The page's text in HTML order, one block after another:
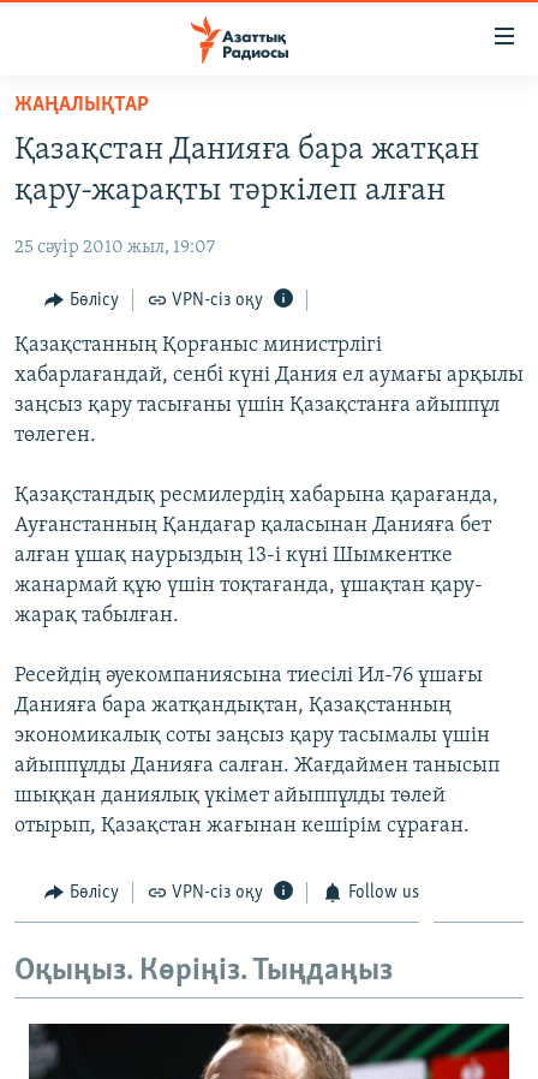
Skip
main
content
to
Navigation
Skip
to
Search
САЯСАТ
AZATTYQTV
ҚАҢТАР ОҚИҒАСЫ
АДАМ ҚҰҚЫҚТАРЫ
ӘЛЕУМЕТ
ӘЛЕМ
АРНАЙЫ ЖОБАЛАР
Русский
ЖАЗЫЛЫҢЫЗ
Басқа тілдерде
ЖАҢАЛЫҚТАР
Қазақстан Данияға бара жатқан
қару-жарақты тәркілеп алған
25 сәуір 2010 жыл, 19:07
Бөлісу VPN-сіз оқу
Қазақстанның Қорғаныс министрлігі
хабарлағандай, сенбі күні Дания ел аумағы арқылы
заңсыз қару тасығаны үшін Қазақстанға айыппұл
төлеген.
Қазақстандық ресмилердің хабарына қарағанда,
Ауғанстанның Қандағар қаласынан Данияға бет
алған ұшақ наурыздың 13-і күні Шымкентке
жанармай құю үшін тоқтағанда, ұшақтан қару-
жарақ табылған.
Ресейдің әуекомпаниясына тиесілі Ил-76 ұшағы
Данияға бара жатқандықтан, Қазақстанның
экономикалық соты заңсыз қару тасымалы үшін
айыппұлды Данияға салған. Жағдаймен танысып
шыққан даниялық үкімет айыппұлды төлей
отырып, Қазақстан жағынан кешірім сұраған.
Бөлісу VPN-сіз оқу Follow us
Оқыңыз. Көріңіз. Тыңдаңыз